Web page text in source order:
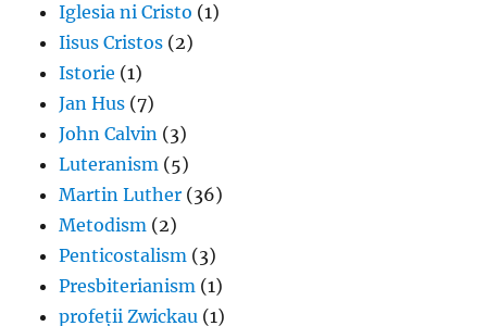
Iglesia ni Cristo (1)
Iisus Cristos (2)
Istorie (1)
Jan Hus (7)
John Calvin (3)
Luteranism (5)
Martin Luther (36)
Metodism (2)
Penticostalism (3)
Presbiterianism (1)
profeții Zwickau (1)